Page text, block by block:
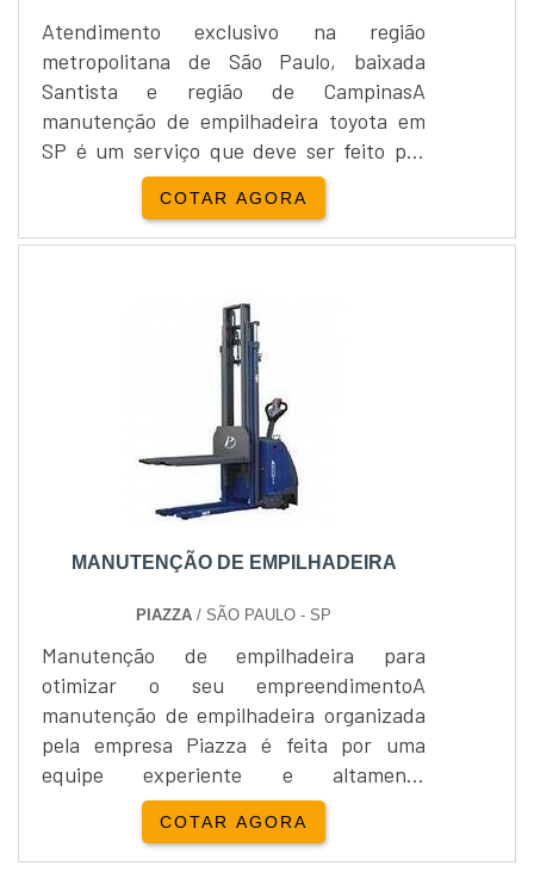
Atendimento exclusivo na região
metropolitana de São Paulo, baixada
Santista e região de CampinasA
manutenção de empilhadeira toyota em
SP é um serviço que deve ser feito por
uma empresa especializada, que tenha
profissionais capacitados, de forma a
garantir o bom de funcionamento dos
qualidade. Isso porque, a empilhadeira é
uma máquina utilizada para serviços
pesados de carga e descarga de cargas, e
COTAR AGORA
MANUTENÇÃO DE EMPILHADEIRA
PIAZZA / SÃO PAULO - SP
Manutenção de empilhadeira para
otimizar o seu empreendimentoA
manutenção de empilhadeira organizada
pela empresa Piazza é feita por uma
equipe experiente e altamente
qualificada. Nossa equipe técnica oferece
aos clientes a excelência em serviço de
conserto, conservação, reforma e revisão
COTAR AGORA